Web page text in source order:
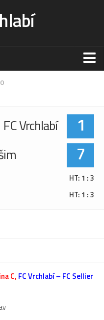
FC Vrchlabí 1
7
HT: 1 : 3
HT: 1 : 3
C, FC Vrchlabí – FC Sellier